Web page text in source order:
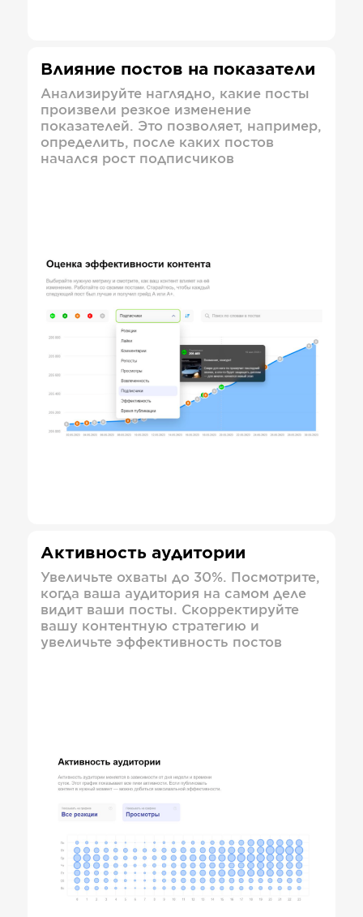
Влияние постов на показатели
Анализируйте наглядно, какие посты
произвели резкое изменение
показателей. Это позволяет, например,
определить, после каких постов
начался рост подписчиков
Активность аудитории
Увеличьте охваты до 30%. Посмотрите,
когда ваша аудитория на самом деле
видит ваши посты. Скорректируйте
вашу контентную стратегию и
увеличьте эффективность постов